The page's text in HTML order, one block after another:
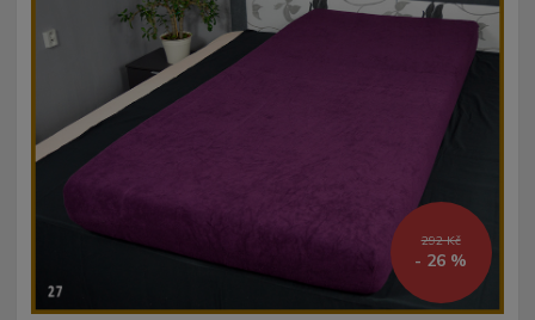
292 Kč
- 26 %